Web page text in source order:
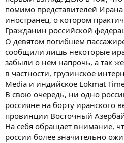
помимо представителей
иностранец, о котором
Гражданин российской
О девятом погибшем
сообщили лишь некоторые
забыли о нём напрочь, а так
в частности, грузинское
Media и индийское Lokmat
В свою очередь, ни одно
россияне на борту иранского
провинции Восточный
На себя обращает внимание,
россии более значительно